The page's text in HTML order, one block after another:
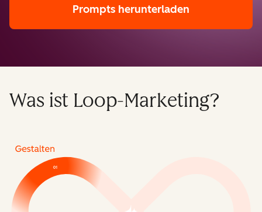
Prompts herunterladen
Was ist Loop-Marketing?